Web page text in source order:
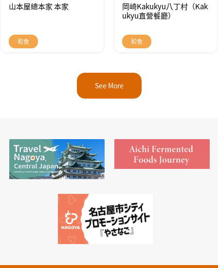
山本屋總本家 本家
和食
岡崎Kakukyu八丁村（Kak
ukyu直營餐廳）
和食
See More